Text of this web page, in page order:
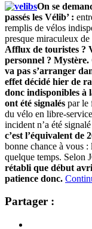
On se
passés les Vélib’ :
remplis de vélos
presque miraculeux
Afflux de touristes ?
personnel ? Mystère.
va pas s’arranger
effet décidé hier de
donc indisponibles à
ont été signalés par le
du vélo en libre-
incident n’a été
c’est l’équivalent de
bonne chance à vous :
quelque temps. Selon
rétabli que début
patience donc.
Partager :